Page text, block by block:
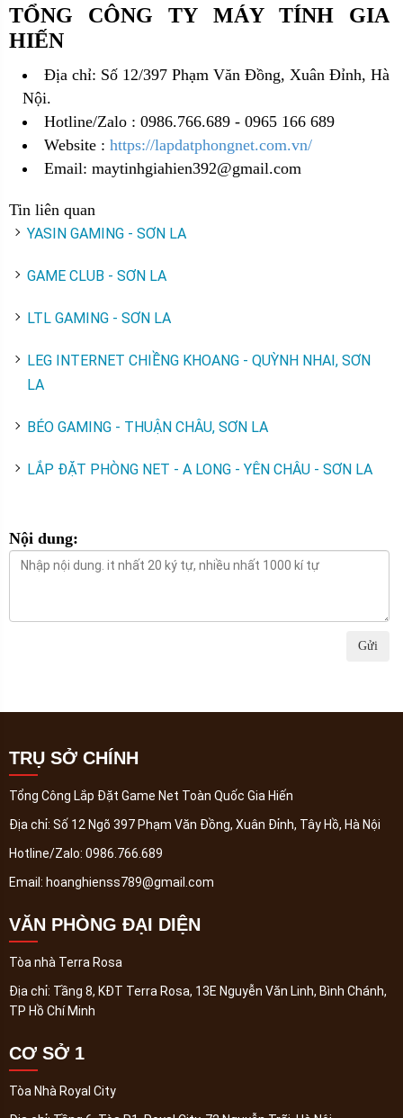
TỔNG CÔNG TY MÁY TÍNH GIA
HIẾN
Địa chỉ: Số 12/397 Phạm Văn Đồng, Xuân Đỉnh, Hà
Nội.
Hotline/Zalo : 0986.766.689 - 0965 166 689
Website : https://lapdatphongnet.com.vn/
Email: maytinhgiahien392@gmail.com
Tin liên quan
YASIN GAMING - SƠN LA
GAME CLUB - SƠN LA
LTL GAMING - SƠN LA
LEG INTERNET CHIỀNG KHOANG - QUỲNH NHAI, SƠN
LA
BÉO GAMING - THUẬN CHÂU, SƠN LA
LẮP ĐẶT PHÒNG NET - A LONG - YÊN CHÂU - SƠN LA
Nội dung:
Gửi
TRỤ SỞ CHÍNH
Tổng Công Lắp Đặt Game Net Toàn Quốc Gia Hiến
Địa chỉ: Số 12 Ngõ 397 Phạm Văn Đồng, Xuân Đỉnh, Tây Hồ, Hà Nội
Hotline/Zalo: 0986.766.689
Email: hoanghienss789@gmail.com
VĂN PHÒNG ĐẠI DIỆN
Tòa nhà Terra Rosa
Địa chỉ: Tầng 8, KĐT Terra Rosa, 13E Nguyễn Văn Linh, Bình Chánh,
TP Hồ Chí Minh
CƠ SỞ 1
Tòa Nhà Royal City